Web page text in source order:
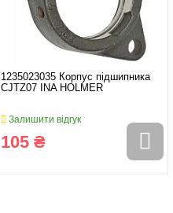
1235023035 Корпус підшипника
CJTZ07 INA HOLMER
Залишити відгук
105 ₴